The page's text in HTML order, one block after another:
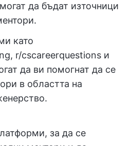
да бъдат източници
като
r/cscareerquestions и
да ви помогнат да се
в областта на
за да се